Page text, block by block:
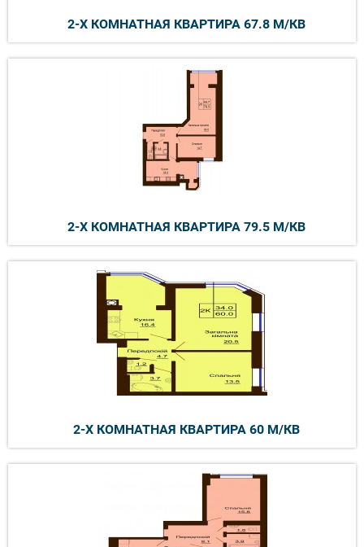
2-Х КОМНАТНАЯ КВАРТИРА 67.8 М/КВ
2-Х КОМНАТНАЯ КВАРТИРА 79.5 М/КВ
2-Х КОМНАТНАЯ КВАРТИРА 60 М/КВ